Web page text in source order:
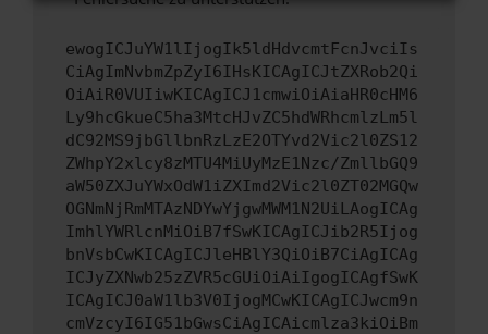
ewogICJuYW1lIjogIk5ldHdvcmtFcnJvciIs
CiAgImNvbmZpZyI6IHsKICAgICJtZXRob2Qi
OiAiR0VUIiwKICAgICJ1cmwiOiAiaHR0cHM6
Ly9hcGkueC5ha3MtcHJvZC5hdWRhcmlzLm5l
dC92MS9jbGllbnRzLzE2OTYvd2Vic2l0ZS12
ZWhpY2xlcy8zMTU4MiUyMzE1Nzc/ZmllbGQ9
aW50ZXJuYWxOdW1iZXImd2Vic2l0ZT02MGQw
OGNmNjRmMTAzNDYwYjgwMWM1N2UiLAogICAg
ImhlYWRlcnMiOiB7fSwKICAgICJib2R5Ijog
bnVsbCwKICAgICJleHBlY3QiOiB7CiAgICAg
ICJyZXNwb25zZVR5cGUiOiAiIgogICAgfSwK
ICAgICJ0aW1lb3V0IjogMCwKICAgICJwcm9n
cmVzcyI6IG51bGwsCiAgICAicmlza3kiOiBm